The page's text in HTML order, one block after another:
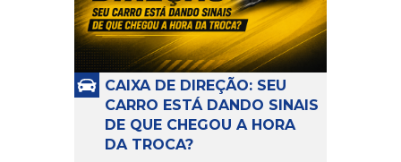
CAIXA DE DIREÇÃO: SEU
CARRO ESTÁ DANDO SINAIS
DE QUE CHEGOU A HORA
DA TROCA?